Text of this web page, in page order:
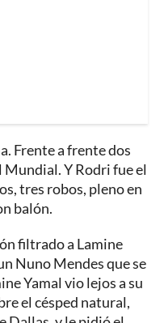
Frente a frente dos
Mundial. Y Rodri fue el
tres robos, pleno en
balón.
filtrado a Lamine
Nuno Mendes que se
Yamal vio lejos a su
el césped natural,